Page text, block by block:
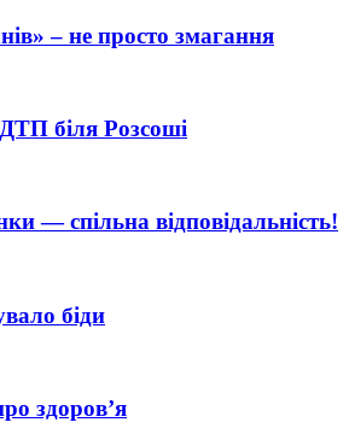
– не просто змагання
біля Розсоші
— спільна відповідальність!
біди
здоров’я